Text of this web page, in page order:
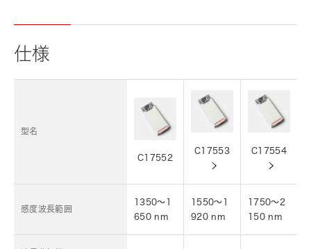
仕様
型名
C17552
C17553 C17554
感度波長範囲
1350～1
650 nm
1550～1
920 nm
1750～2
150 nm